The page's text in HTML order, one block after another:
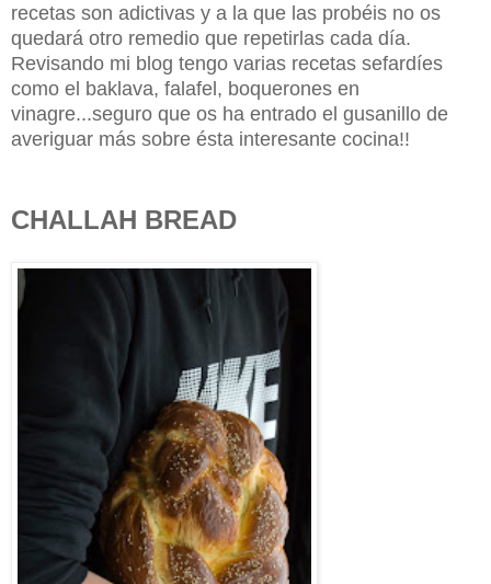
recetas son adictivas y a la que las probéis no os
quedará otro remedio que repetirlas cada día.
Revisando mi blog tengo varias recetas sefardíes
como el baklava, falafel, boquerones en
vinagre...seguro que os ha entrado el gusanillo de
averiguar más sobre ésta interesante cocina!!
CHALLAH BREAD